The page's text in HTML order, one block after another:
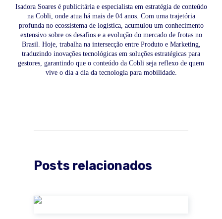
Isadora Soares é publicitária e especialista em estratégia de conteúdo
na Cobli, onde atua há mais de 04 anos. Com uma trajetória
profunda no ecossistema de logística, acumulou um conhecimento
extensivo sobre os desafios e a evolução do mercado de frotas no
Brasil. Hoje, trabalha na intersecção entre Produto e Marketing,
traduzindo inovações tecnológicas em soluções estratégicas para
gestores, garantindo que o conteúdo da Cobli seja reflexo de quem
vive o dia a dia da tecnologia para mobilidade.
Posts relacionados